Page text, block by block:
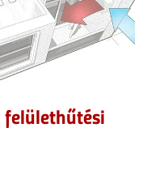
felülethűtési